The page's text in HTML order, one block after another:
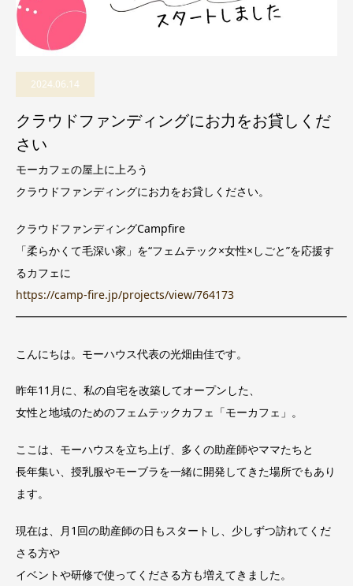
2024.06.14
クラウドファンディングにお力をお貸しくだ
さい
モーカフェの屋上に上ろう
クラウドファンディングにお力をお貸しください。
クラウドファンディングCampfire
「柔らかくて毛深い家」を“フェムテック×女性×しごと”を応援す
るカフェに
https://camp-fire.jp/projects/view/764173
━━━━━━━━━━━━━━━━━━━━━━━━━━━━━━
こんにちは。モーハウス代表の光畑由佳です。
昨年11月に、私の自宅を改築してオープンした、
女性と地域のためのフェムテックカフェ「モーカフェ」。
ここは、モーハウスを立ち上げ、多くの助産師やママたちと
長年集い、授乳服やモーブラを一緒に開発してきた場所でもあり
ます。
現在は、月1回の助産師の日もスタートし、少しずつ訪れてくだ
さ る方や
イベントや研修で使ってくださる方も増えてきました。